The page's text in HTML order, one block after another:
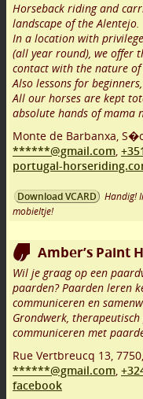
Horseback riding and
landscape of the Alentejo.
In a location with
(all year round), we offer
contact with the nature of
Also lessons for
All our horses are kept
absolute hands of mama
Monte de Barbanxa,
******@gmail.com,
portugal-
Download VCARD
Handig!
mobieltje!
Amber’s Paint
Wil je graag op een
paarden? Paarden leren
communiceren en
Grondwerk,
communiceren met
Rue Vertbreucq 13, 7750,
******@gmail.com,
facebook